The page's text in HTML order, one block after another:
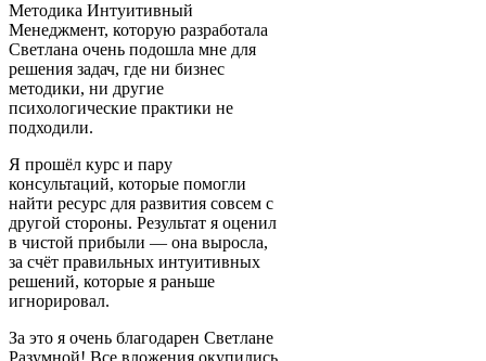
Методика Интуитивный
Менеджмент, которую разработала
Светлана очень подошла мне для
решения задач, где ни бизнес
методики, ни другие
психологические практики не
подходили.
Я прошёл курс и пару
консультаций, которые помогли
найти ресурс для развития совсем с
другой стороны. Результат я оценил
в чистой прибыли — она выросла,
за счёт правильных интуитивных
решений, которые я раньше
игнорировал.
За это я очень благодарен Светлане
Разумной! Все вложения окупились